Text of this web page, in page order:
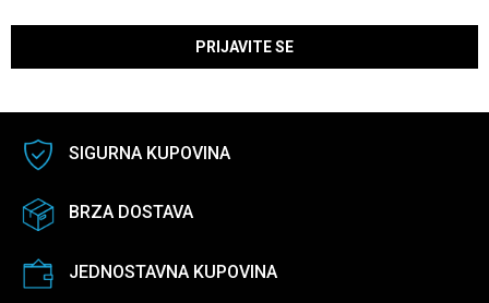
PRIJAVITE SE
SIGURNA KUPOVINA
BRZA DOSTAVA
JEDNOSTAVNA KUPOVINA